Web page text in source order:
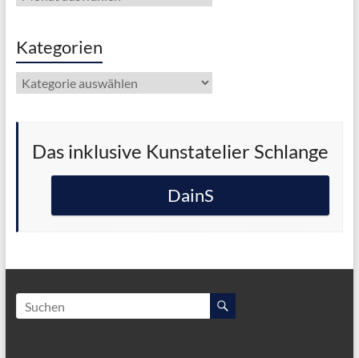
Kategorien
Kategorien
Das inklusive Kunstatelier Schlange
DainS